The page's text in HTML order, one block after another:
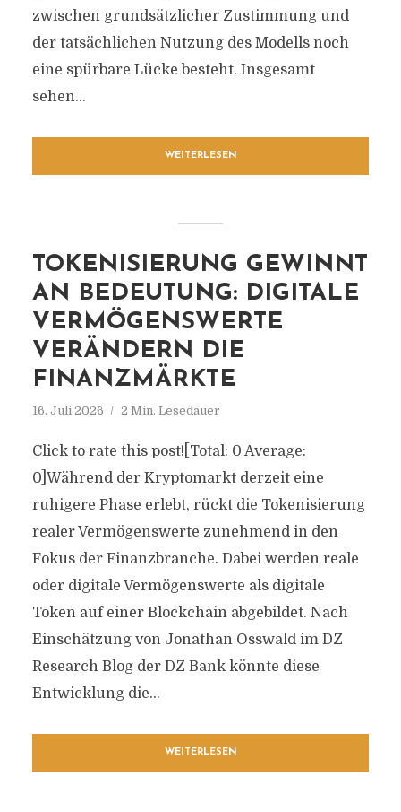
zwischen grundsätzlicher Zustimmung und
der tatsächlichen Nutzung des Modells noch
eine spürbare Lücke besteht. Insgesamt
sehen...
WEITERLESEN
TOKENISIERUNG GEWINNT
AN BEDEUTUNG: DIGITALE
VERMÖGENSWERTE
VERÄNDERN DIE
FINANZMÄRKTE
16. Juli 2026 2 Min. Lesedauer
Click to rate this post![Total: 0 Average:
0]Während der Kryptomarkt derzeit eine
ruhigere Phase erlebt, rückt die Tokenisierung
realer Vermögenswerte zunehmend in den
Fokus der Finanzbranche. Dabei werden reale
oder digitale Vermögenswerte als digitale
Token auf einer Blockchain abgebildet. Nach
Einschätzung von Jonathan Osswald im DZ
Research Blog der DZ Bank könnte diese
Entwicklung die...
WEITERLESEN